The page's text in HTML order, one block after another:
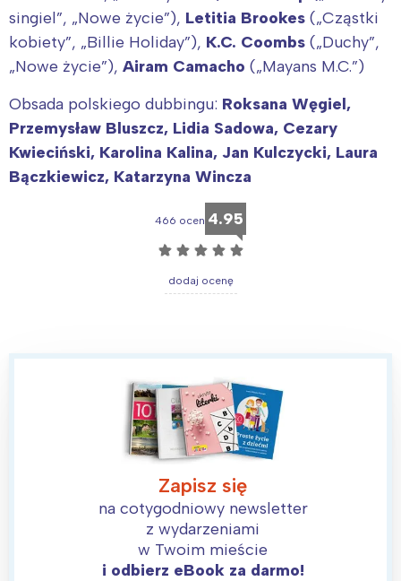
singiel”, „Nowe życie”), Letitia Brookes („Cząstki
kobiety”, „Billie Holiday”), K.C. Coombs („Duchy”,
„Nowe życie”), Airam Camacho („Mayans M.C.”)
Obsada polskiego dubbingu: Roksana Węgiel,
Przemysław Bluszcz, Lidia Sadowa, Cezary
Kwieciński, Karolina Kalina, Jan Kulczycki, Laura
Bączkiewicz, Katarzyna Wincza
466 ocen 4.95
☆ ☆ ☆ ☆ ☆
dodaj ocenę
Zapisz się
na cotygodniowy newsletter
z wydarzeniami
w Twoim mieście
i odbierz eBook za darmo!
Łódź
Trójmiasto
Wrocław
Kraków
Południe
Wszystkie
Wybieram